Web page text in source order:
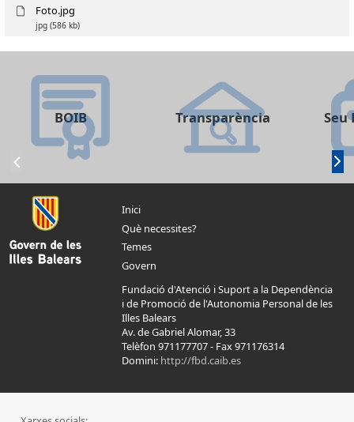
Foto.jpg
jpg (586 kb)
BOIB Transparència Seu
Inici
Què necessites?
Temes
Govern
Fundació d'Atenció i Suport a la Dependència
i de Promoció de l'Autonomia Personal de les
Illes Balears
Av. de Gabriel Alomar, 33
Telèfon 971177707- Fax 971176314
Domini: http://fbd.caib.es